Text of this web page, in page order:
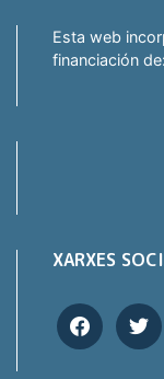
Esta web
financiación de:
XARXES
facebooktwitter